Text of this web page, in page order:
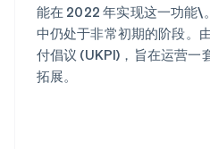
能在 2022 年实现这一功能\
中仍处于非常初期的阶段。
付倡议 (UKPI)，旨在运营一
拓展。